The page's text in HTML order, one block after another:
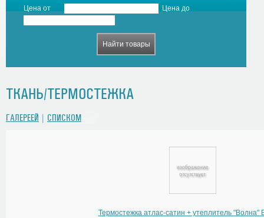
Цена от Цена до
ТКАНЬ/ТЕРМОСТЕЖКА
ГАЛЕРЕЕЙ | СПИСКОМ
Термостежка атлас-сатин + утеплитель